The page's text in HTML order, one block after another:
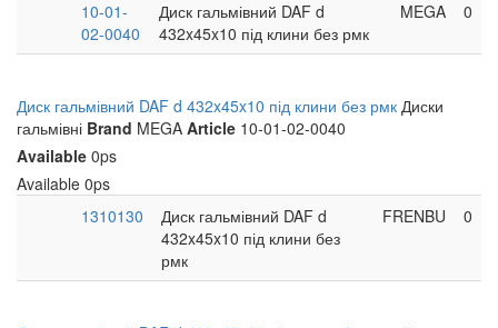
10-01-
02-0040
Диск гальмівний DAF d
432x45x10 під клини без рмк
MEGA 0
Диск гальмівний DAF d 432x45x10 під клини без рмк Диски
гальмівні Brand MEGA Article 10-01-02-0040
Available 0ps
Available 0ps
1310130
Диск гальмівний DAF d
432x45x10 під клини без
рмк
FRENBU 0